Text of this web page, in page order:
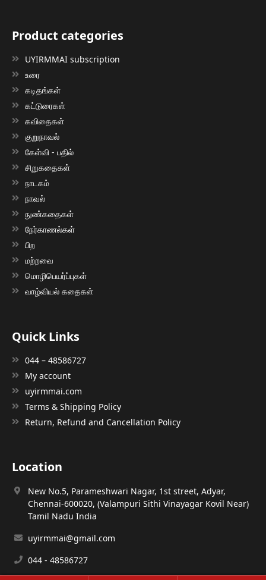
Product categories
UYIRMMAI subscription
உரை
கடிதங்கள்
கட்டுரைகள்
கவிதைகள்
குறுநாவல்
கேள்வி - பதில்
சிறுகதைகள்
நாடகம்
நாவல்
நுண்கதைகள்
நேர்காணல்கள்
பிற
மற்றவை
மொழிபெயர்ப்புகள்
வாழ்வியல் கதைகள்
Quick Links
044 – 48586727
My account
uyirmmai.com
Terms & Shipping Policy
Return, Refund and Cancellation Policy
Location
New No.5, Parameshwari Nagar, 1st street, Adyar,
Chennai-600020, (Valampuri Sithi Vinayagar Kovil Near)
Tamil Nadu India
uyirmmai@gmail.com
044 - 48586727